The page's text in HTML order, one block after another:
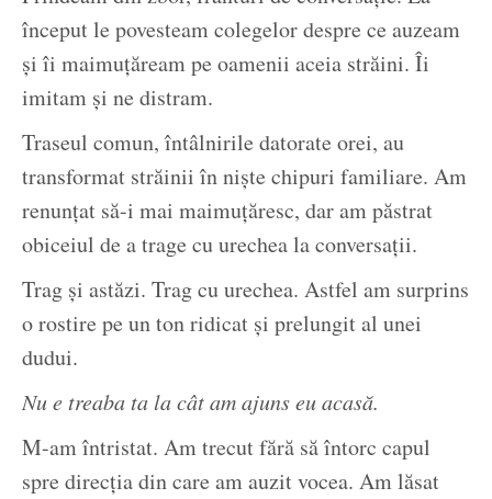
început le povesteam colegelor despre ce auzeam
și îi maimuțăream pe oamenii aceia străini. Îi
imitam și ne distram.
Traseul comun, întâlnirile datorate orei, au
transformat străinii în niște chipuri familiare. Am
renunțat să-i mai maimuțăresc, dar am păstrat
obiceiul de a trage cu urechea la conversații.
Trag și astăzi. Trag cu urechea. Astfel am surprins
o rostire pe un ton ridicat și prelungit al unei
dudui.
Nu e treaba ta la cât am ajuns eu acasă.
M-am întristat. Am trecut fără să întorc capul
spre direcția din care am auzit vocea. Am lăsat